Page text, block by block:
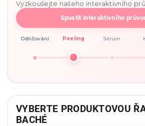
Vyzkoušejte našeho interaktivního
Spustit interaktivního
Odličování Peeling Sérum
VYBERTE PRODUKTOVOU
BACHÉ